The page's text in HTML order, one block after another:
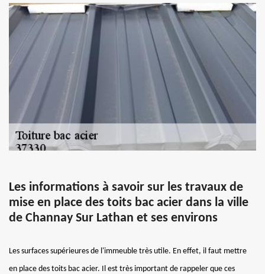
Les informations à savoir sur les travaux de
mise en place des toits bac acier dans la ville
de Channay Sur Lathan et ses environs
Les surfaces supérieures de l'immeuble très utile. En effet, il faut mettre
en place des toits bac acier. Il est très important de rappeler que ces